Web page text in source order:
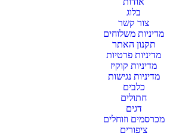
בלוג
צור קשר
מדיניות משלוחים
תקנון האתר
מדיניות פרטיות
מדיניות קוקיז
מדיניות נגישות
כלבים
חתולים
דגים
מכרסמים וזוחלים
ציפורים